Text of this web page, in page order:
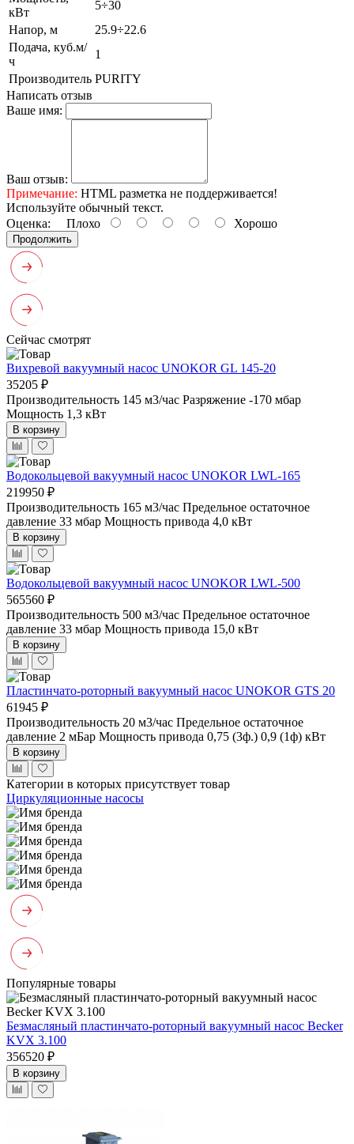
кВт
5÷30
Напор, м
25.9÷22.6
Подача, куб.м/
ч
1
Производитель PURITY
Написать отзыв
Ваше имя:
Ваш отзыв:
Примечание: HTML разметка не поддерживается!
Используйте обычный текст.
Оценка: Плохо Хорошо
Продолжить
Сейчас смотрят
Вихревой вакуумный насос UNOKOR GL 145-20
35205 ₽
Производительность 145 м3/час Разряжение -170 мбар
Мощность 1,3 кВт
В корзину
Водокольцевой вакуумный насос UNOKOR LWL-165
219950 ₽
Производительность 165 м3/час Предельное остаточное
давление 33 мбар Мощность привода 4,0 кВт
В корзину
Водокольцевой вакуумный насос UNOKOR LWL-500
565560 ₽
Производительность 500 м3/час Предельное остаточное
давление 33 мбар Мощность привода 15,0 кВт
В корзину
Пластинчато-роторный вакуумный насос UNOKOR GTS 20
61945 ₽
Производительность 20 м3/час Предельное остаточное
давление 2 мБар Мощность привода 0,75 (3ф.) 0,9 (1ф) кВт
В корзину
Категории в которых присутствует товар
Циркуляционные насосы
Популярные товары
Безмасляный пластинчато-роторный вакуумный насос Becker
KVX 3.100
356520 ₽
В корзину